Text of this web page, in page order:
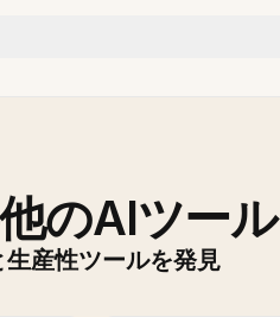
のAIツール
生産性ツールを発見